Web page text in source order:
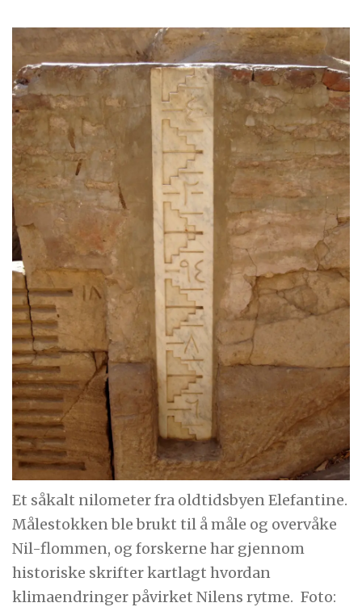
Et såkalt nilometer fra oldtidsbyen Elefantine.
Målestokken ble brukt til å måle og overvåke
Nil-flommen, og forskerne har gjennom
historiske skrifter kartlagt hvordan
klimaendringer påvirket Nilens rytme. Foto: